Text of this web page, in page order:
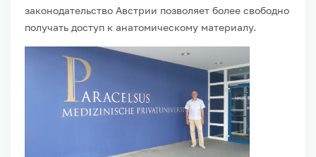
законодательство Австрии позволяет более свободно
получать доступ к анатомическому материалу.